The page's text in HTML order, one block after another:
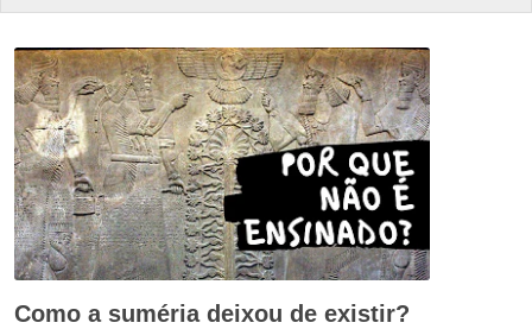
Como a suméria deixou de existir?